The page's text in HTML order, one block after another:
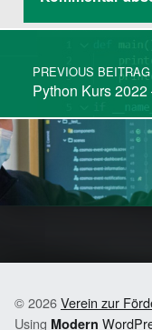
Post navigation
PREVIOUS BEITRAG
Python Kurs
© 2026Verein zur
Using Modern